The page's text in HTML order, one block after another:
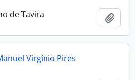
de Tavira
Virgínio Pires